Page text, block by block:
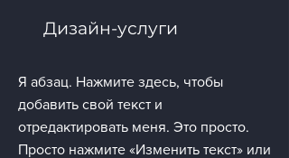
Дизайн-услуги
Я абзац. Нажмите здесь, чтобы
добавить свой текст и
отредактировать меня. Это просто.
Просто нажмите «Изменить текст» или